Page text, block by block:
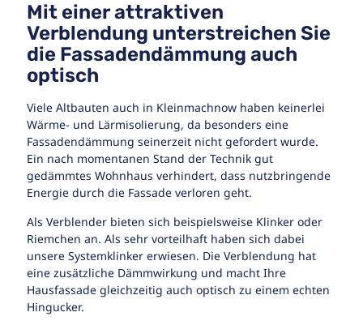
Mit einer attraktiven
Verblendung unterstreichen Sie
die Fassadendämmung auch
optisch
Viele Altbauten auch in Kleinmachnow haben keinerlei
Wärme- und Lärmisolierung, da besonders eine
Fassadendämmung seinerzeit nicht gefordert wurde.
Ein nach momentanen Stand der Technik gut
gedämmtes Wohnhaus verhindert, dass nutzbringende
Energie durch die Fassade verloren geht.
Als Verblender bieten sich beispielsweise Klinker oder
Riemchen an. Als sehr vorteilhaft haben sich dabei
unsere Systemklinker erwiesen. Die Verblendung hat
eine zusätzliche Dämmwirkung und macht Ihre
Hausfassade gleichzeitig auch optisch zu einem echten
Hingucker.